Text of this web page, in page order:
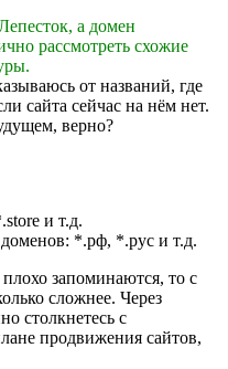
а домен
рассмотреть схожие
от названий, где
сайта сейчас на нём нет.
верно?
и т.д.
*.рф, *.рус и т.д.
запоминаются, то с
сложнее. Через
столкнетесь с
продвижения сайтов,